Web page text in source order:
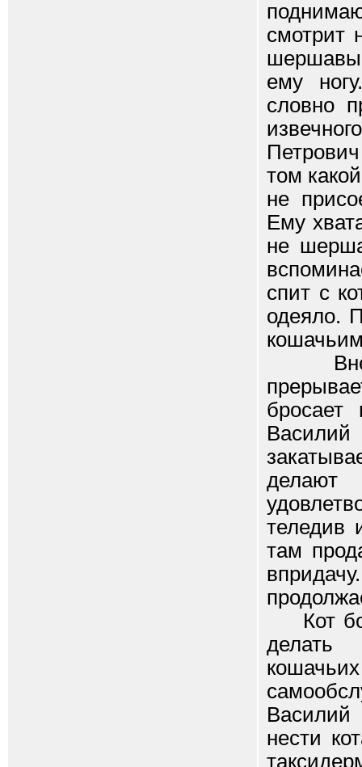
смотрит
ему
словно
том
не
Ему
не
спит с
одеяло.
теледив
там
Кот
делать
нести